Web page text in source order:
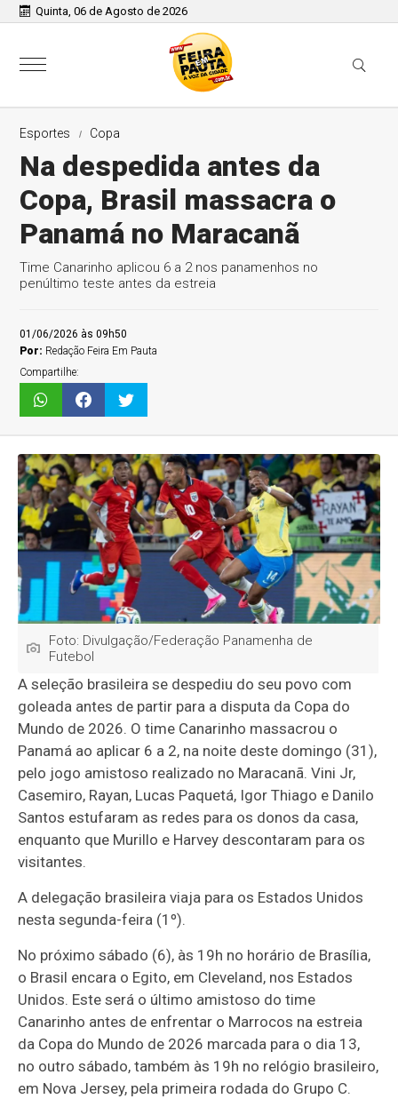
Quinta, 06 de Agosto de 2026
Esportes Copa
Na despedida antes da
Copa, Brasil massacra o
Panamá no Maracanã
Time Canarinho aplicou 6 a 2 nos panamenhos no
penúltimo teste antes da estreia
01/06/2026 às 09h50
Por: Redação Feira Em Pauta
Compartilhe:
Foto: Divulgação/Federação Panamenha de
Futebol
A seleção brasileira se despediu do seu povo com
goleada antes de partir para a disputa da Copa do
Mundo de 2026. O time Canarinho massacrou o
Panamá ao aplicar 6 a 2, na noite deste domingo (31),
pelo jogo amistoso realizado no Maracanã. Vini Jr,
Casemiro, Rayan, Lucas Paquetá, Igor Thiago e Danilo
Santos estufaram as redes para os donos da casa,
enquanto que Murillo e Harvey descontaram para os
visitantes.
A delegação brasileira viaja para os Estados Unidos
nesta segunda-feira (1º).
No próximo sábado (6), às 19h no horário de Brasília,
o Brasil encara o Egito, em Cleveland, nos Estados
Unidos. Este será o último amistoso do time
Canarinho antes de enfrentar o Marrocos na estreia
da Copa do Mundo de 2026 marcada para o dia 13,
no outro sábado, também às 19h no relógio brasileiro,
em Nova Jersey, pela primeira rodada do Grupo C.